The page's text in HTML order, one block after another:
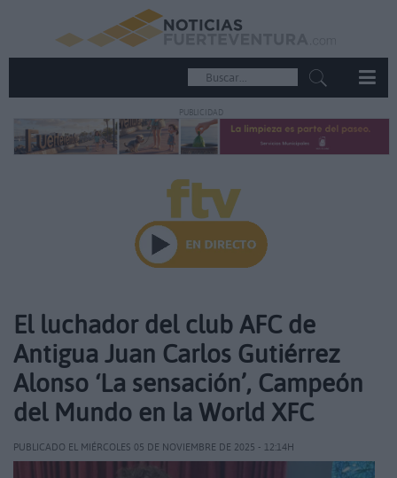
PUBLICIDAD
El luchador del club AFC de
Antigua Juan Carlos Gutiérrez
Alonso ‘La sensación’, Campeón
del Mundo en la World XFC
PUBLICADO EL MIÉRCOLES 05 DE NOVIEMBRE DE 2025 - 12:14H